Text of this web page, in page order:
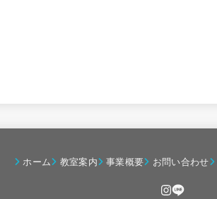
ホーム 教室案内 事業概要 お問い合わせ